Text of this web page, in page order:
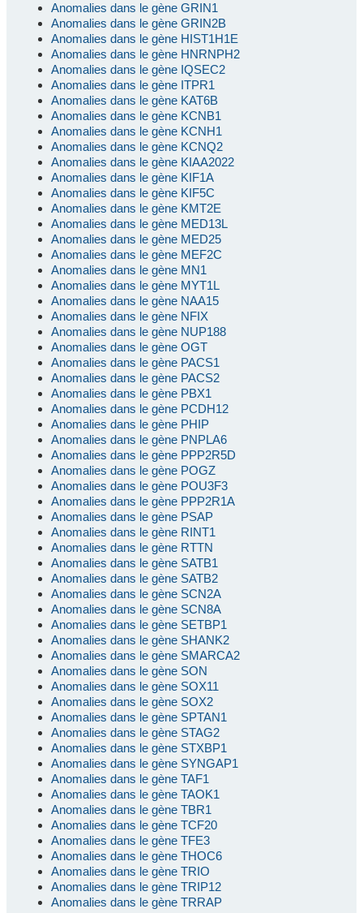
Anomalies dans le gène GRIN1
Anomalies dans le gène GRIN2B
Anomalies dans le gène HIST1H1E
Anomalies dans le gène HNRNPH2
Anomalies dans le gène IQSEC2
Anomalies dans le gène ITPR1
Anomalies dans le gène KAT6B
Anomalies dans le gène KCNB1
Anomalies dans le gène KCNH1
Anomalies dans le gène KCNQ2
Anomalies dans le gène KIAA2022
Anomalies dans le gène KIF1A
Anomalies dans le gène KIF5C
Anomalies dans le gène KMT2E
Anomalies dans le gène MED13L
Anomalies dans le gène MED25
Anomalies dans le gène MEF2C
Anomalies dans le gène MN1
Anomalies dans le gène MYT1L
Anomalies dans le gène NAA15
Anomalies dans le gène NFIX
Anomalies dans le gène NUP188
Anomalies dans le gène OGT
Anomalies dans le gène PACS1
Anomalies dans le gène PACS2
Anomalies dans le gène PBX1
Anomalies dans le gène PCDH12
Anomalies dans le gène PHIP
Anomalies dans le gène PNPLA6
Anomalies dans le gène PPP2R5D
Anomalies dans le gène POGZ
Anomalies dans le gène POU3F3
Anomalies dans le gène PPP2R1A
Anomalies dans le gène PSAP
Anomalies dans le gène RINT1
Anomalies dans le gène RTTN
Anomalies dans le gène SATB1
Anomalies dans le gène SATB2
Anomalies dans le gène SCN2A
Anomalies dans le gène SCN8A
Anomalies dans le gène SETBP1
Anomalies dans le gène SHANK2
Anomalies dans le gène SMARCA2
Anomalies dans le gène SON
Anomalies dans le gène SOX11
Anomalies dans le gène SOX2
Anomalies dans le gène SPTAN1
Anomalies dans le gène STAG2
Anomalies dans le gène STXBP1
Anomalies dans le gène SYNGAP1
Anomalies dans le gène TAF1
Anomalies dans le gène TAOK1
Anomalies dans le gène TBR1
Anomalies dans le gène TCF20
Anomalies dans le gène TFE3
Anomalies dans le gène THOC6
Anomalies dans le gène TRIO
Anomalies dans le gène TRIP12
Anomalies dans le gène TRRAP